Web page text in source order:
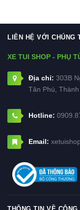
LIÊN HỆ VỚI CHÚNG
XE TUI SHOP - PHỤ
Địa chỉ: 303B
Tân Phú,
Hotline:
Email: